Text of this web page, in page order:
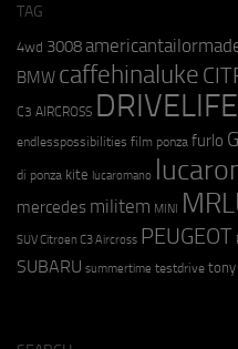
TAG
4wd 3008
BMW caffehinaluke
C3 AIRCROSS DRIVELIFE
endlesspossibilities film ponza furlo
di ponza kite lucaromano
mercedes militem MINI
SUV Citroen C3 Aircross PEUGEOT
SUBARU summertime testdrive tony